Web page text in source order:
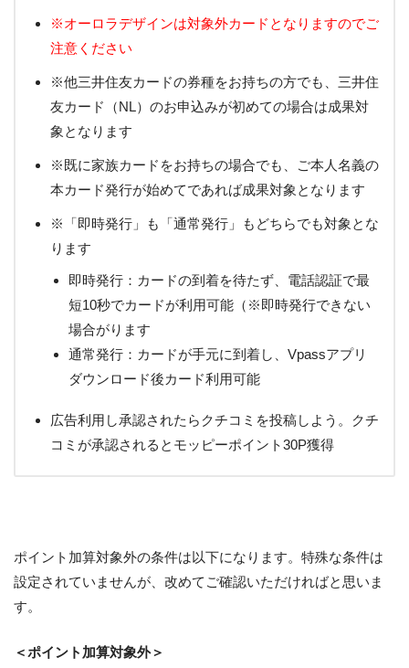
※オーロラデザインは対象外カードとなりますのでご
注意ください
※他三井住友カードの券種をお持ちの方でも、三井住
友カード（NL）のお申込みが初めての場合は成果対
象となります
※既に家族カードをお持ちの場合でも、ご本人名義の
本カード発行が始めてであれば成果対象となります
※「即時発行」も「通常発行」もどちらでも対象とな
ります
即時発行：カードの到着を待たず、電話認証で最
短10秒でカードが利用可能（※即時発行できない
場合がります
通常発行：カードが手元に到着し、Vpassアプリ
ダウンロード後カード利用可能
広告利用し承認されたらクチコミを投稿しよう。クチ
コミが承認されるとモッピーポイント30P獲得
ポイント加算対象外の条件は以下になります。特殊な条件は
設定されていませんが、改めてご確認いただければと思いま
す。
＜ポイント加算対象外＞